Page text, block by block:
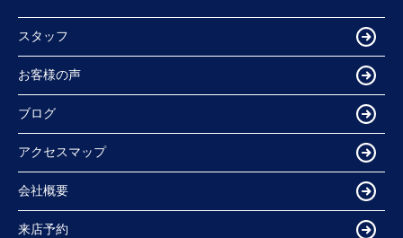
スタッフ
お客様の声
ブログ
アクセスマップ
会社概要
来店予約